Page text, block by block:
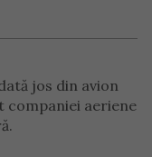
jos din avion
companiei aeriene